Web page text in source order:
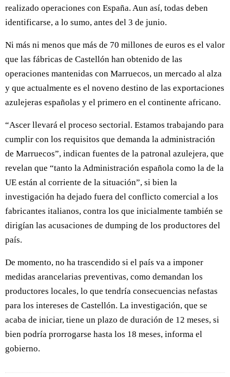
realizado operaciones con España. Aun así, todas deben
identificarse, a lo sumo, antes del 3 de junio.
Ni más ni menos que más de 70 millones de euros es el valor
que las fábricas de Castellón han obtenido de las
operaciones mantenidas con Marruecos, un mercado al alza
y que actualmente es el noveno destino de las exportaciones
azulejeras españolas y el primero en el continente africano.
“Ascer llevará el proceso sectorial. Estamos trabajando para
cumplir con los requisitos que demanda la administración
de Marruecos”, indican fuentes de la patronal azulejera, que
revelan que “tanto la Administración española como la de la
UE están al corriente de la situación”, si bien la
investigación ha dejado fuera del conflicto comercial a los
fabricantes italianos, contra los que inicialmente también se
dirigían las acusaciones de dumping de los productores del
país.
De momento, no ha trascendido si el país va a imponer
medidas arancelarias preventivas, como demandan los
productores locales, lo que tendría consecuencias nefastas
para los intereses de Castellón. La investigación, que se
acaba de iniciar, tiene un plazo de duración de 12 meses, si
bien podría prorrogarse hasta los 18 meses, informa el
gobierno.